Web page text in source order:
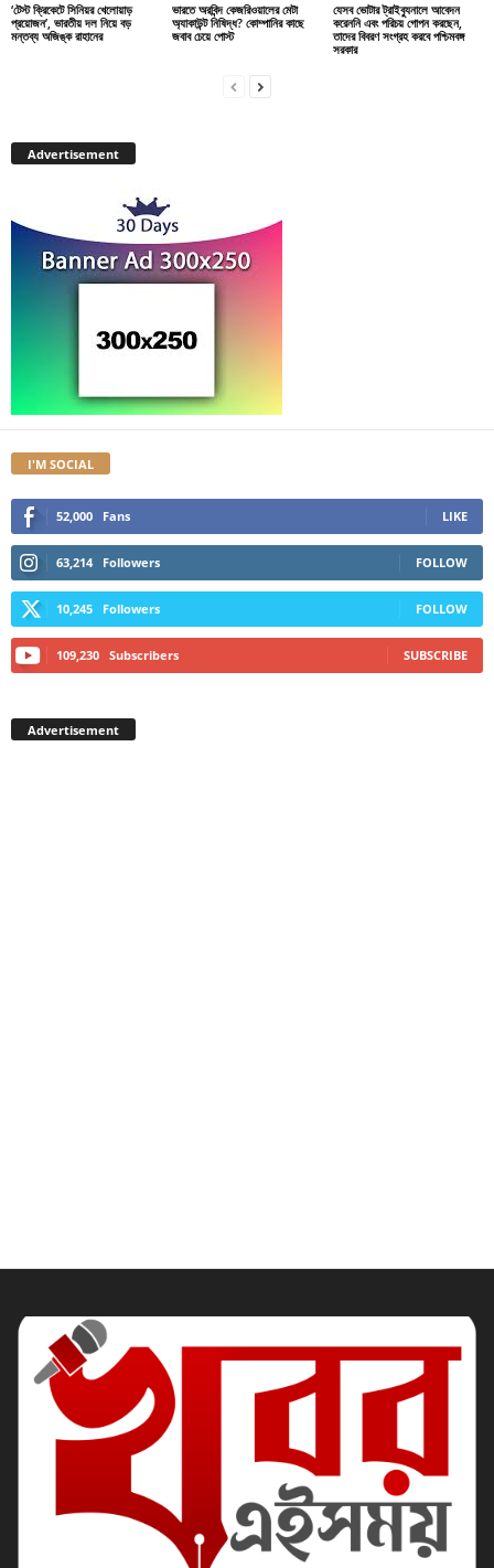
‘টেস্ট ক্রিকেটে সিনিয়র খেলোয়াড়
প্রয়োজন’, ভারতীয় দল নিয়ে বড়
মন্তব্য অজিঙ্ক রাহানের
ভারতে অরবিন্দ কেজরিওয়ালের মেটা
অ্যাকাউন্ট নিষিদ্ধ? কোম্পানির কাছে
জবাব চেয়ে পোস্ট
যেসব ভোটার ট্রাইব্যুনালে আবেদন
করেননি এবং পরিচয় গোপন করছেন,
তাদের বিবরণ সংগ্রহ করবে পশ্চিমবঙ্গ
সরকার
Advertisement
I'M SOCIAL
52,000 Fans LIKE
63,214 Followers FOLLOW
10,245 Followers FOLLOW
109,230 Subscribers SUBSCRIBE
Advertisement